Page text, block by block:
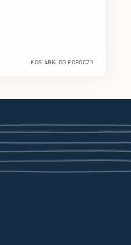
KOSIARKI DO POBOCZY